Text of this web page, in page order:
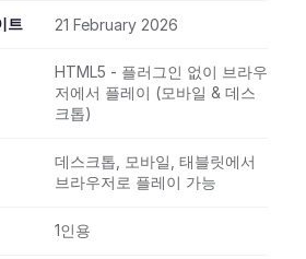
트 21 February 2026
HTML5 - 플러그인 없이 브라우
저에서 플레이 (모바일 & 데스
크톱)
데스크톱, 모바일, 태블릿에서
브라우저로 플레이 가능
1인용